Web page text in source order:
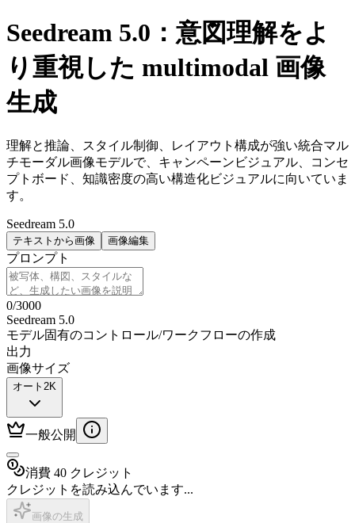
Seedream 5.0：意図理解をよ
り重視した multimodal 画像
生成
理解と推論、スタイル制御、レイアウト構成が強い統合マル
チモーダル画像モデルで、キャンペーンビジュアル、コンセ
プトボード、知識密度の高い構造化ビジュアルに向いていま
す。
Seedream 5.0
テキストから画像 画像編集
プロンプト
0/3000
Seedream 5.0
モデル固有のコントロール/ワークフローの作成
出力
画像サイズ
オート2K
一般公開
消費 40 クレジット
クレジットを読み込んでいます...
画像の生成